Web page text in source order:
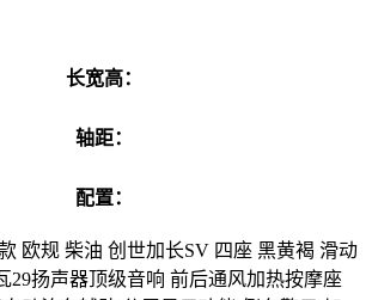
长宽高：
轴距：
配置：
欧规 柴油 创世加长SV 四座 黑黄褐 滑动
29扬声器顶级音响 前后通风加热按摩座